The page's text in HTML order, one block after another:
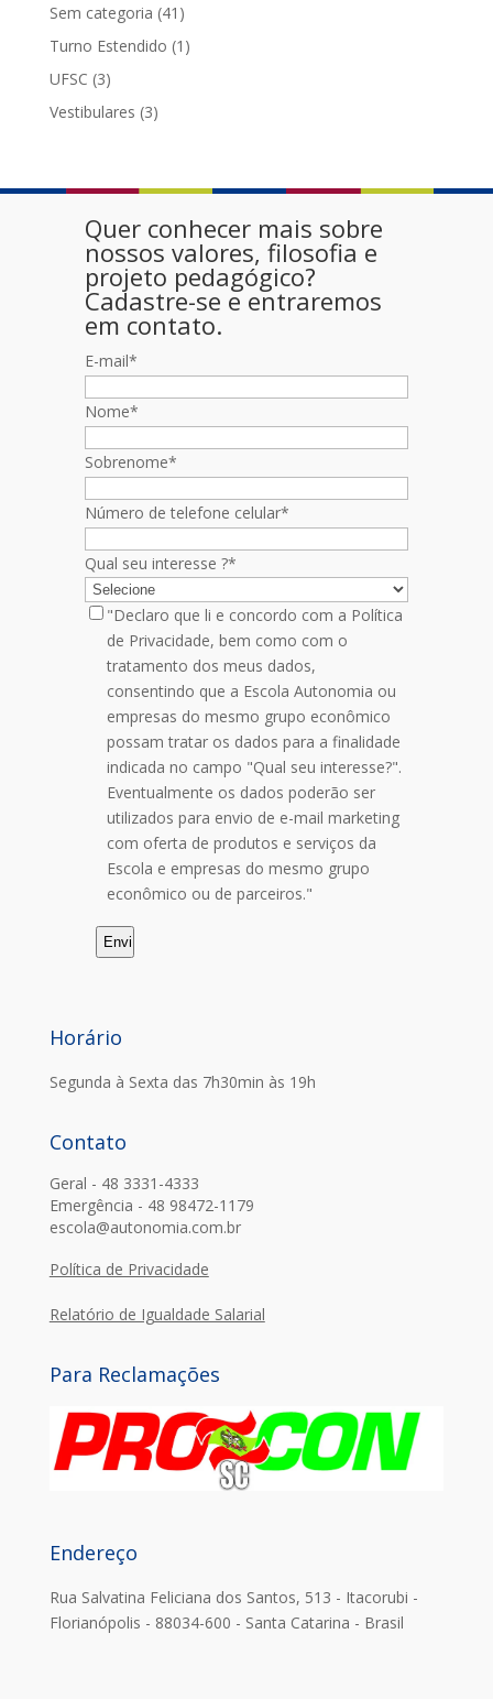
Sem categoria (41)
Turno Estendido (1)
UFSC (3)
Vestibulares (3)
Quer conhecer mais sobre
nossos valores, filosofia e
projeto pedagógico?
Cadastre-se e entraremos
em contato.
E-mail*
Nome*
Sobrenome*
Número de telefone celular*
Qual seu interesse ?*
"Declaro que li e concordo com a Política
de Privacidade, bem como com o
tratamento dos meus dados,
consentindo que a Escola Autonomia ou
empresas do mesmo grupo econômico
possam tratar os dados para a finalidade
indicada no campo "Qual seu interesse?".
Eventualmente os dados poderão ser
utilizados para envio de e-mail marketing
com oferta de produtos e serviços da
Escola e empresas do mesmo grupo
econômico ou de parceiros."
Horário
Segunda à Sexta das 7h30min às 19h
Contato
Geral - 48 3331-4333
Emergência - 48 98472-1179
escola@autonomia.com.br
Política de Privacidade
Relatório de Igualdade Salarial
Para Reclamações
Endereço
Rua Salvatina Feliciana dos Santos, 513 - Itacorubi -
Florianópolis - 88034-600 - Santa Catarina - Brasil